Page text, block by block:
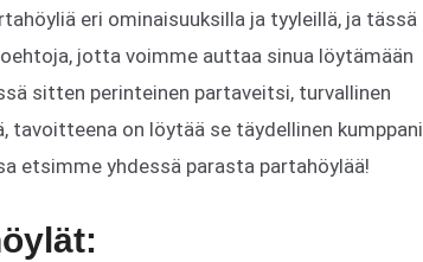
eri ominaisuuksilla ja tyyleillä, ja tässä
jotta voimme auttaa sinua löytämään
sitten perinteinen partaveitsi, turvallinen
tavoitteena on löytää se täydellinen kumppani
etsimme yhdessä parasta partahöylää!